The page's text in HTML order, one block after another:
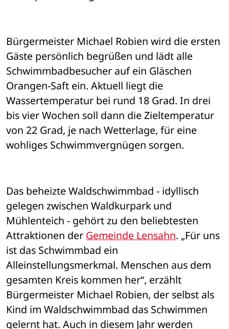
Bürgermeister Michael Robien wird die ersten
Gäste persönlich begrüßen und lädt alle
Schwimmbadbesucher auf ein Gläschen
Orangen-Saft ein. Aktuell liegt die
Wassertemperatur bei rund 18 Grad. In drei
bis vier Wochen soll dann die Zieltemperatur
von 22 Grad, je nach Wetterlage, für eine
wohliges Schwimmvergnügen sorgen.
Das beheizte Waldschwimmbad - idyllisch
gelegen zwischen Waldkurpark und
Mühlenteich - gehört zu den beliebtesten
Attraktionen der Gemeinde Lensahn. „Für uns
ist das Schwimmbad ein
Alleinstellungsmerkmal. Menschen aus dem
gesamten Kreis kommen her“, erzählt
Bürgermeister Michael Robien, der selbst als
Kind im Waldschwimmbad das Schwimmen
gelernt hat. Auch in diesem Jahr werden